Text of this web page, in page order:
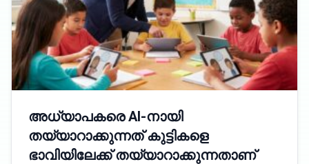
അധ്യാപകരെ AI-നായി
തയ്യാറാക്കുന്നത് കുട്ടികളെ
ഭാവിയിലേക്ക് തയ്യാറാക്കുന്നതാണ്